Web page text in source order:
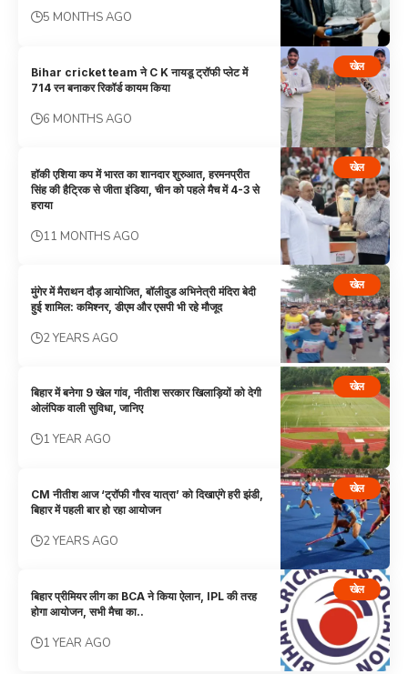
5 MONTHS AGO
खेल
Bihar cricket team ने C K नायडू ट्रॉफी प्लेट में
714 रन बनाकर रिकॉर्ड कायम किया
6 MONTHS AGO
खेल
हॉकी एशिया कप में भारत का शानदार शुरुआत, हरमनप्रीत
सिंह की हैट्रिक से जीता इंडिया, चीन को पहले मैच में 4-3 से
हराया
11 MONTHS AGO
खेल
मुंगेर में मैराथन दौड़ आयोजित, बॉलीवुड अभिनेत्री मंदिरा बेदी
हुई शामिल: कमिश्नर, डीएम और एसपी भी रहे मौजूद
2 YEARS AGO
खेल
बिहार में बनेगा 9 खेल गांव, नीतीश सरकार खिलाड़ियों को देगी
ओलंपिक वाली सुविधा, जानिए
1 YEAR AGO
खेल
CM नीतीश आज ‘ट्रॉफी गौरव यात्रा’ को दिखाएंगे हरी झंडी,
बिहार में पहली बार हो रहा आयोजन
2 YEARS AGO
खेल
बिहार प्रीमियर लीग का BCA ने किया ऐलान, IPL की तरह
होगा आयोजन, सभी मैचा का..
1 YEAR AGO